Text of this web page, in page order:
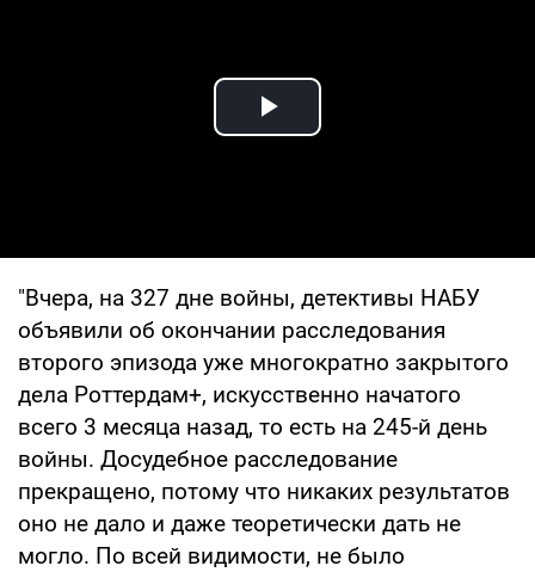
Play Video
"Вчера, на 327 дне войны, детективы НАБУ
объявили об окончании расследования
второго эпизода уже многократно закрытого
дела Роттердам+, искусственно начатого
всего 3 месяца назад, то есть на 245-й день
войны. Досудебное расследование
прекращено, потому что никаких результатов
оно не дало и даже теоретически дать не
могло. По всей видимости, не было